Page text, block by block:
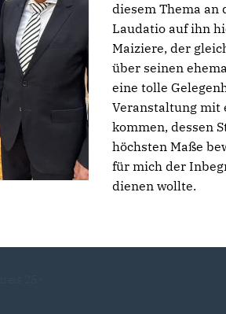
diesem Thema
Laudatio auf ihn
Maiziere, der
über seinen
eine tolle
Veranstaltung mit
kommen, dessen
höchsten Maße
für mich der
dienen wollte.